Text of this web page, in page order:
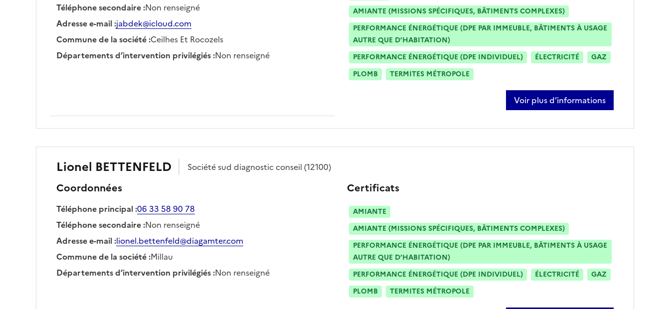
Téléphone secondaire:Non renseigné
Adresse e-mail:jabdek@icloud.com
Commune de la société:Ceilhes Et Rocozels
Départements d’intervention privilégiés:Non renseigné
AMIANTE (MISSIONS SPÉCIFIQUES, BÂTIMENTS COMPLEXES)
PERFORMANCE ÉNERGÉTIQUE (DPE PAR IMMEUBLE, BÂTIMENTS À USAGE
AUTRE QUE D’HABITATION)
PERFORMANCE ÉNERGÉTIQUE (DPE INDIVIDUEL)
ÉLECTRICITÉ
GAZ
PLOMB
TERMITES MÉTROPOLE
Voir plus d’informations
sur jonathan abdelkader
Lionel BETTENFELD Sociétésud diagnostic conseil (12100)
Coordonnées
Téléphone principal:06 33 58 90 78
Téléphone secondaire:Non renseigné
Adresse e-mail:lionel.bettenfeld@diagamter.com
Commune de la société:Millau
Départements d’intervention privilégiés:Non renseigné
Certificats
AMIANTE
AMIANTE (MISSIONS SPÉCIFIQUES, BÂTIMENTS COMPLEXES)
PERFORMANCE ÉNERGÉTIQUE (DPE PAR IMMEUBLE, BÂTIMENTS À USAGE
AUTRE QUE D’HABITATION)
PERFORMANCE ÉNERGÉTIQUE (DPE INDIVIDUEL)
ÉLECTRICITÉ
GAZ
PLOMB
TERMITES MÉTROPOLE